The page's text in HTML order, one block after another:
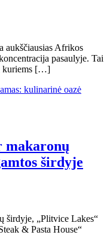
aukščiausias Afrikos
pasaulyje. Tai
kuriems […]
makaronų
širdyje
širdyje, „Plitvice Lakes“
& Pasta House“